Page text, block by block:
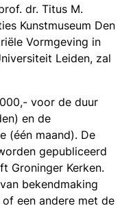
dr. Titus M.
Kunstmuseum Den
Vormgeving in
Leiden, zal
voor de duur
en de
(één maand). De
gepubliceerd
Groninger Kerken.
bekendmaking
een andere met de